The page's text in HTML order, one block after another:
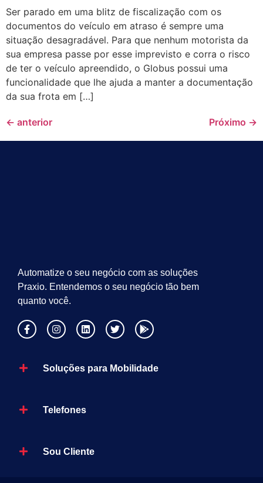
Ser parado em uma blitz de fiscalização com os
documentos do veículo em atraso é sempre uma
situação desagradável. Para que nenhum motorista da
sua empresa passe por esse imprevisto e corra o risco
de ter o veículo apreendido, o Globus possui uma
funcionalidade que lhe ajuda a manter a documentação
da sua frota em […]
← anterior Próximo →
Automatize o seu negócio com as soluções
Praxio. Entendemos o seu negócio tão bem
quanto você.
Soluções para Mobilidade
Telefones
Sou Cliente